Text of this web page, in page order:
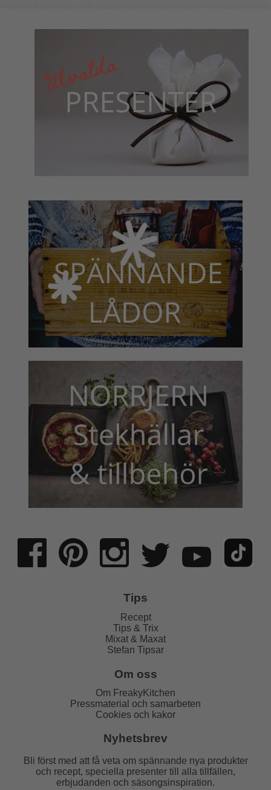
Tips
Recept
Tips & Trix
Mixat & Maxat
Stefan Tipsar
Om oss
Om FreakyKitchen
Pressmaterial och samarbeten
Cookies och kakor
Nyhetsbrev
Bli först med att få veta om spännande nya produkter
och recept, speciella presenter till alla tillfällen,
erbjudanden och säsongsinspiration.